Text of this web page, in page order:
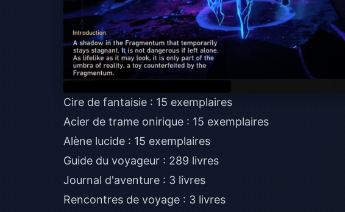
Cire de fantaisie : 15 exemplaires
Acier de trame onirique : 15 exemplaires
Alène lucide : 15 exemplaires
Guide du voyageur : 289 livres
Journal d'aventure : 3 livres
Rencontres de voyage : 3 livres